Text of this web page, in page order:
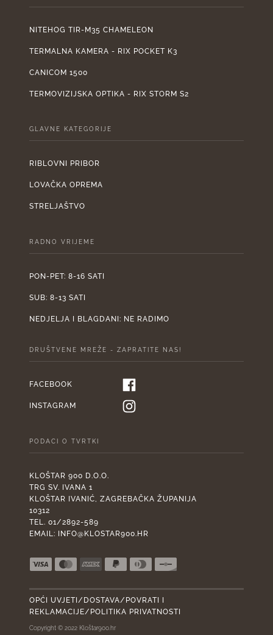
NITEHOG TIR-M35 CHAMELEON
TERMALNA KAMERA - RIX POCKET K3
CANICOM 1500
TERMOVIZIJSKA OPTIKA - RIX STORM S2
GLAVNE KATEGORIJE
RIBLOVNI PRIBOR
LOVAČKA OPREMA
STRELJAŠTVO
RADNO VRIJEME
PON-PET: 8-16 SATI
SUB: 8-13 SATI
NEDJELJA I BLAGDANI: NE RADIMO
DRUŠTVENE MREŽE - ZAPRATITE NAS!
FACEBOOK
INSTAGRAM
PODACI O TVRTKI
KLOŠTAR 900 D.O.O.
TRG SV. IVANA 1
KLOŠTAR IVANIĆ, ZAGREBAČKA ŽUPANIJA
10312
TEL. 01/2892-589
EMAIL: INFO@KLOSTAR900.HR
OPĆI UVJETI/DOSTAVA/POVRATI I
REKLAMACIJE/POLITIKA PRIVATNOSTI
Copyright © 2022 Kloštar900.hr